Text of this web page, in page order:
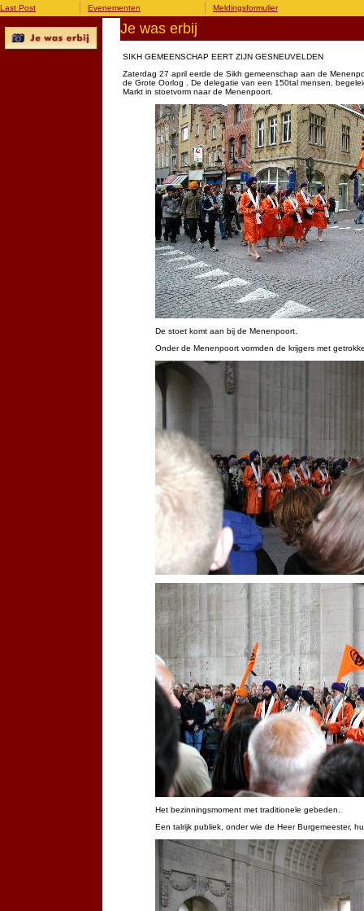
Last Post Evenementen Meldingsformulier
Je was erbij
SIKH GEMEENSCHAP EERT ZIJN GESNEUVELDEN
Zaterdag 27 april eerde de Sikh gemeenschap aan de
de Grote Oorlog . De delegatie van een 150tal mensen,
Markt in stoetvorm naar de Menenpoort.
De stoet komt aan bij de Menenpoort.
Onder de Menenpoort vormden de krijgers met
Het bezinningsmoment met traditionele gebeden.
Een talrijk publiek, onder wie de Heer Burgemeester,